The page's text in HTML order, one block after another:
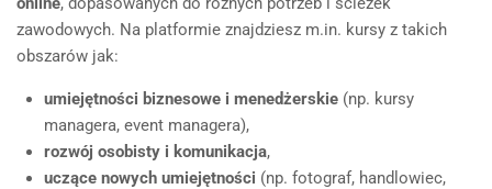
zawodowych. Na platformie znajdziesz m.in. kursy z takich
obszarów jak:
umiejętności biznesowe i menedżerskie (np. kursy
managera, event managera),
rozwój osobisty i komunikacja,
uczące nowych umiejętności (np. fotograf, handlowiec,